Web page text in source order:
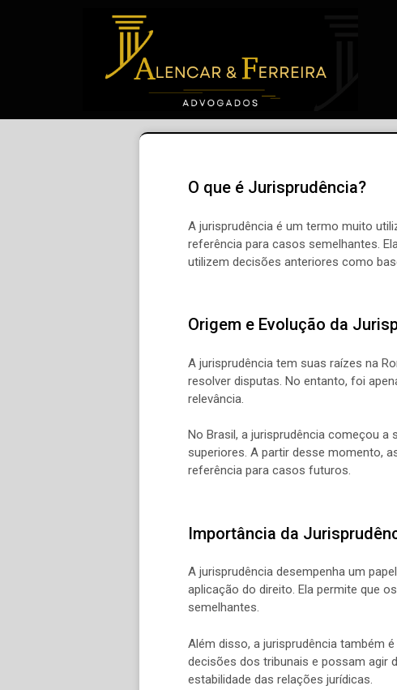
O que é Jurisprudência?
A jurisprudência é um termo muito
referência para casos semelhantes.
utilizem decisões anteriores como
Origem e Evolução da
A jurisprudência tem suas raízes na
resolver disputas. No entanto, foi
relevância.
No Brasil, a jurisprudência começou
superiores. A partir desse momento,
referência para casos futuros.
Importância da
A jurisprudência desempenha um
aplicação do direito. Ela permite que
semelhantes.
Além disso, a jurisprudência também
decisões dos tribunais e possam agir
estabilidade das relações jurídicas.